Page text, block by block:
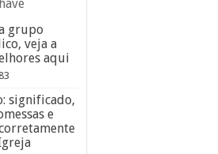
grupo
veja a
aqui
significado,
e